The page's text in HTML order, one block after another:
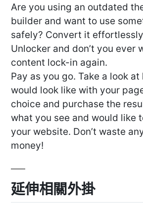
Are you using an outdated
builder and want to use
safely? Convert it
Unlocker and don’t you ever
content lock-in again.
Pay as you go. Take a look
would look like with your
choice and purchase the
what you see and would like
your website. Don’t waste
money!
延伸相關外掛